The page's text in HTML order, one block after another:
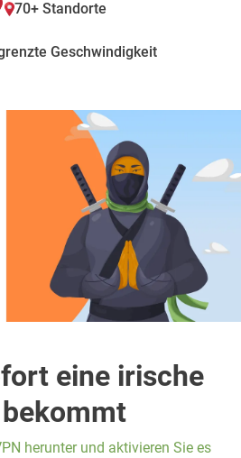
70+ Standorte
Geschwindigkeit
eine irische
herunter und aktivieren Sie es